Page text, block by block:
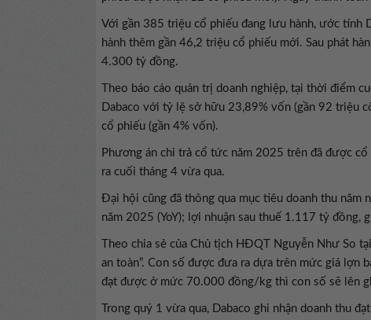
Với gần 385 triệu cổ phiếu đang lưu hành, ước tính
hành thêm gần 46,2 triệu cổ phiếu mới. Sau phát
4.300 tỷ đồng.
Theo báo cáo quản trị doanh nghiệp, tại thời điểm
Dabaco với tỷ lệ sở hữu 23,89% vốn (gần 92 triệu
cổ phiếu (gần 4% vốn).
Phương án chi trả cổ tức năm 2025 trên đã được
ra cuối tháng 4 vừa qua.
Đại hội cũng đã thông qua mục tiêu doanh thu
năm 2025 (YoY); lợi nhuận sau thuế 1.117 tỷ đồng,
Theo chia sẻ của Chủ tịch HĐQT Nguyễn Như So
an toàn”. Con số được đưa ra dựa trên mức giá lợn
đạt được ở mức 70.000 đồng/kg thì con số sẽ lên
Trong quý 1 vừa qua, Dabaco ghi nhận doanh thu